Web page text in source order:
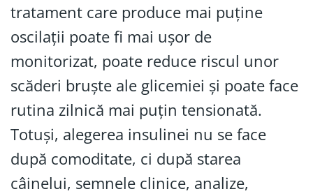
tratament care produce mai puține
oscilații poate fi mai ușor de
monitorizat, poate reduce riscul unor
scăderi bruște ale glicemiei și poate face
rutina zilnică mai puțin tensionată.
Totuși, alegerea insulinei nu se face
după comoditate, ci după starea
câinelui, semnele clinice, analize,